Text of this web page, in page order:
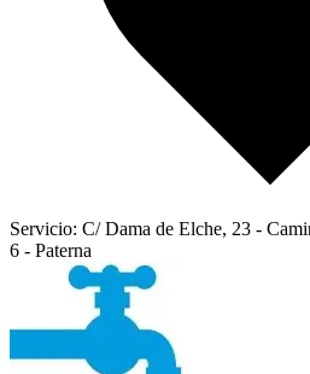
Servicio: C/ Dama de Elche, 23 -
6 - Paterna